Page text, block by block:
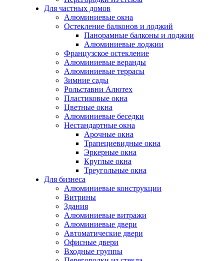
Для частных домов
Алюминиевые окна
Остекление балконов и лоджий
Панорамные балконы и лоджии
Алюминиевые лоджии
Французское остекление
Алюминиевые веранды
Алюминиевые террасы
Зимние сады
Рольставни Алютех
Пластиковые окна
Цветные окна
Алюминиевые беседки
Нестандартные окна
Арочные окна
Трапециевидные окна
Эркерные окна
Круглые окна
Треугольные окна
Для бизнеса
Алюминиевые конструкции
Витрины
Здания
Алюминиевые витражи
Алюминиевые двери
Автоматические двери
Офисные двери
Входные группы